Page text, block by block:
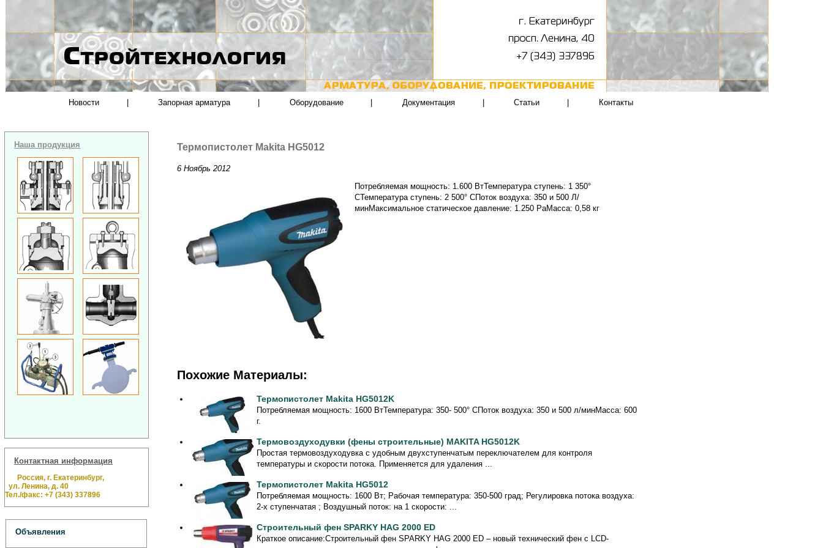
Новости Запорная арматура Оборудование Документация Статьи Контакты
Наша продукция
Контактная информация
Россия, г. Екатеринбург,
ул. Ленина, д. 40
Тел./факс: +7 (343) 337896
Объявления
Термопистолет Makita HG5012
6 Ноябрь 2012
Потребляемая мощность: 1.600 ВтТемпература ступень: 1 350°
CТемпература ступень: 2 500° CПоток воздуха: 350 и 500 Л/
минМаксимальное статическое давление: 1.250 PaМасса: 0,58 кг
Похожие Материалы:
Термопистолет Makita HG5012K
Потребляемая мощность: 1600 ВтТемпература: 350- 500° CПоток воздуха: 350 и 500 л/минМасса: 600
г.
Термовоздуходувки (фены строительные) MAKITA HG5012K
Простая термовоздуходувка с удобным двухступенчатым переключателем для контроля
температуры и скорости потока. Применяется для удаления ...
Термопистолет Makita HG5012
Потребляемая мощность: 1600 Вт; Рабочая температура: 350-500 град; Регулировка потока воздуха:
2-х ступенчатая ; Воздушный поток: на 1 скорости: ...
Строительный фен SPARKY HAG 2000 ED
Краткое описание:Строительный фен SPARKY HAG 2000 ED – новый технический фен с LCD-